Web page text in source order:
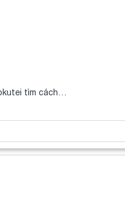
tìm cách…